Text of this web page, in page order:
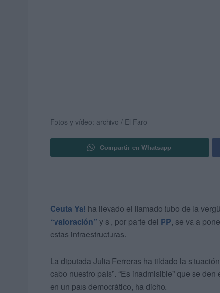
Fotos y vídeo: archivo / El Faro
Compartir en Whatsapp
Ceuta Ya! ha llevado el llamado tubo de la
“valoración” y si, por parte del PP, se va a
estas infraestructuras.
La diputada Julia Ferreras ha tildado la
cabo nuestro país”. “Es inadmisible” que se
en un país democrático, ha dicho.